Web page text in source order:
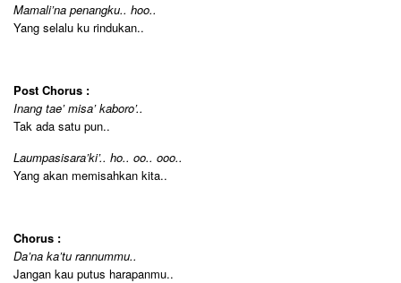
Mamali’na penangku.. hoo..
Yang selalu ku rindukan..
Post Chorus :
Inang tae’ misa’ kaboro’..
Tak ada satu pun..
Laumpasisara’ki’.. ho.. oo.. ooo..
Yang akan memisahkan kita..
Chorus :
Da’na ka’tu rannummu..
Jangan kau putus harapanmu..